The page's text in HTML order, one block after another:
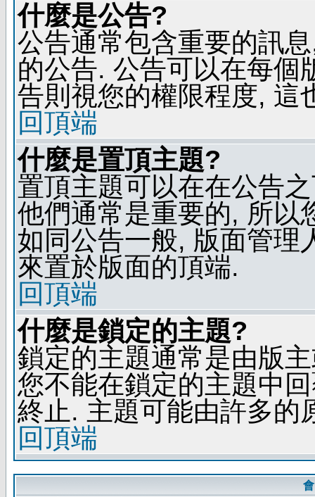
什麼是公告?
公告通常包含重要的訊
的公告. 公告可以在每個
告則視您的權限程度, 這
回頂端
什麼是置頂主題?
置頂主題可以在在公告
他們通常是重要的, 所以
如同公告一般, 版面管理
來置於版面的頂端.
回頂端
什麼是鎖定的主題?
鎖定的主題通常是由版
您不能在鎖定的主題中
終止. 主題可能由許多的
回頂端